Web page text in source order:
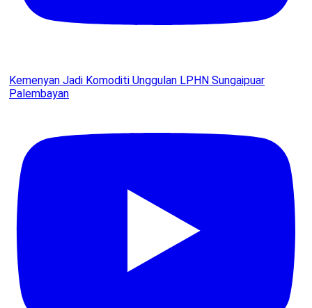
Kemenyan Jadi Komoditi Unggulan LPHN Sungaipuar
Palembayan